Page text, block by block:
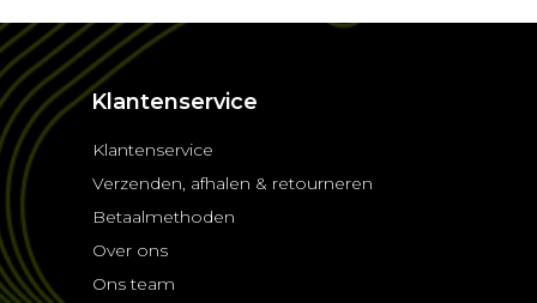
Klantenservice
Klantenservice
Verzenden, afhalen & retourneren
Betaalmethoden
Over ons
Ons team